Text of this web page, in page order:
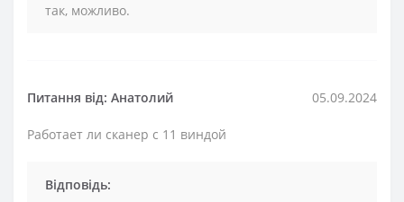
так, можливо.
Питання від: Анатолий 05.09.2024
Работает ли сканер с 11 виндой
Відповідь: